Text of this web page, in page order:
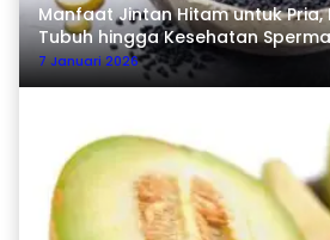
Manfaat Jintan Hitam untuk Pria,
Tubuh hingga Kesehatan Sperma
7 Januari 2026